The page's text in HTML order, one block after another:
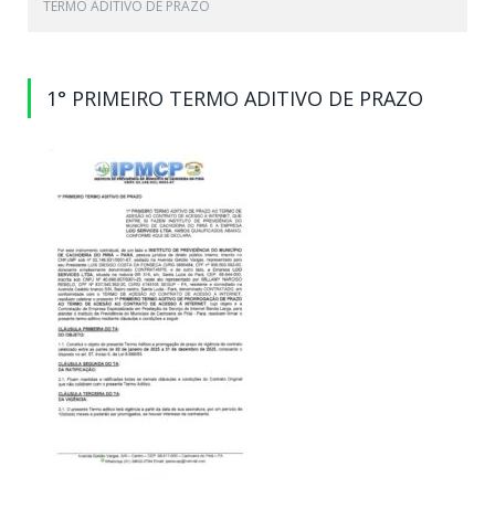
TERMO ADITIVO DE PRAZO
1° PRIMEIRO TERMO ADITIVO DE PRAZO